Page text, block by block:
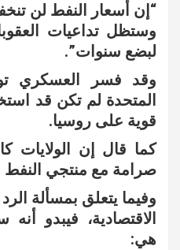
“إن أسعار النفط لن
وستظل تداعيات
لبضع سنوات”.
وقد فسر العسكري
المتحدة لم تكن قد
قوية على روسيا.
كما قال إن الولايات
صرامة مع منتجي النفط
وفيما يتعلق بمسألة
الاقتصادية، فيبدو
هي: